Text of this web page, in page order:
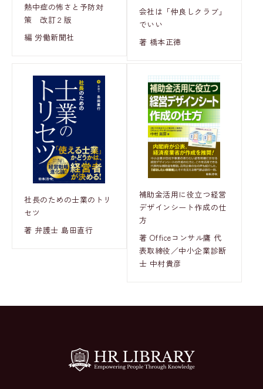
熱中症の怖さと予防対
策 改訂２版
編 労働新聞社
会社は「仲良しクラブ」
でいい
著 橋本正徳
社長のための士業のトリ
セツ
著 弁護士 島田直行
補助金活用に役立つ経営
デザインシート作成の仕
方
著 Officeコンサル鷹 代
表取締役／中小企業診断
士 中村貴彦